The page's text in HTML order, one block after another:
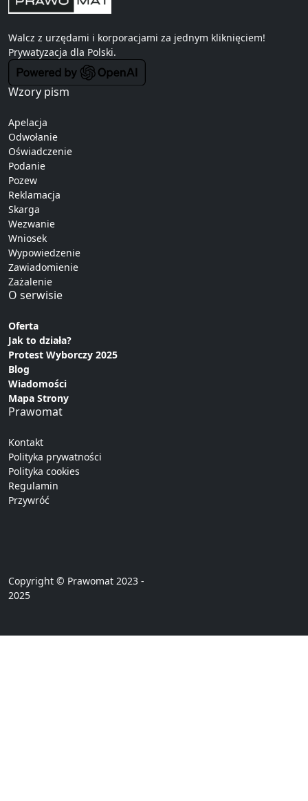
Walcz z urzędami i korporacjami za jednym kliknięciem!
Prywatyzacja dla Polski.
Wzory pism
Apelacja
Odwołanie
Oświadczenie
Podanie
Pozew
Reklamacja
Skarga
Wezwanie
Wniosek
Wypowiedzenie
Zawiadomienie
Zażalenie
O serwisie
Oferta
Jak to działa?
Protest Wyborczy 2025
Blog
Wiadomości
Mapa Strony
Prawomat
Kontakt
Polityka prywatności
Polityka cookies
Regulamin
Przywróć
Copyright © Prawomat 2023 -
2025